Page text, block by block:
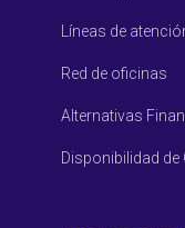
Líneas de
Red de oficinas
Alternativas
Disponibilidad de